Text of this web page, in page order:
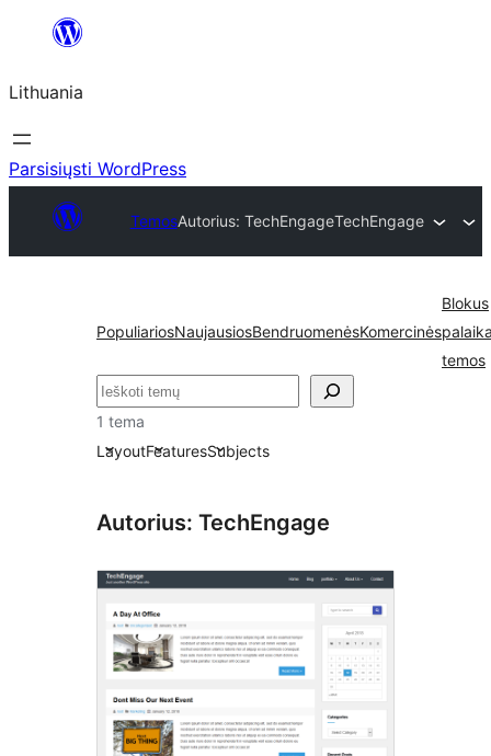
turinio
Lithuania
Parsisiųsti WordPress
TemosAutorius: TechEngageTechEngage
PopuliariosNaujausiosBendruomenėsKomercinės
Blokus
temos
Paieška
1 tema
LayoutFeaturesSubjects
Autorius: TechEngage